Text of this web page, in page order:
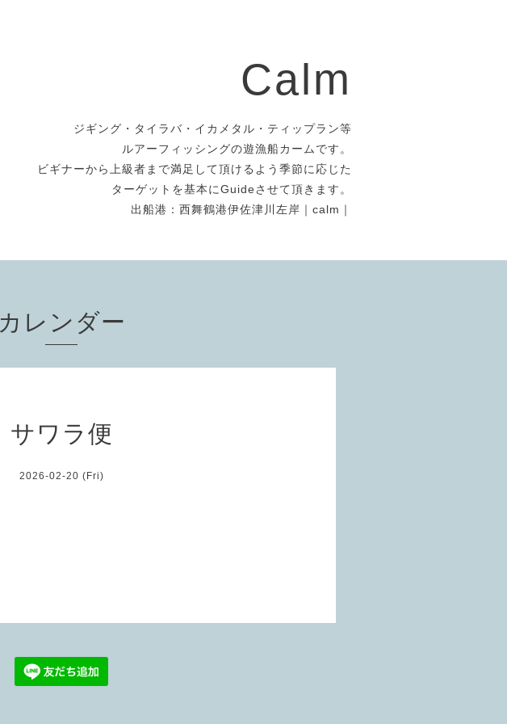
Calm
ジギング・タイラバ・イカメタル・ティップラン等
ルアーフィッシングの遊漁船カームです。
ビギナーから上級者まで満足して頂けるよう季節に応じた
ターゲットを基本にGuideさせて頂きます。
出船港：西舞鶴港伊佐津川左岸｜calm｜
カレンダー
サワラ便
2026-02-20 (Fri)